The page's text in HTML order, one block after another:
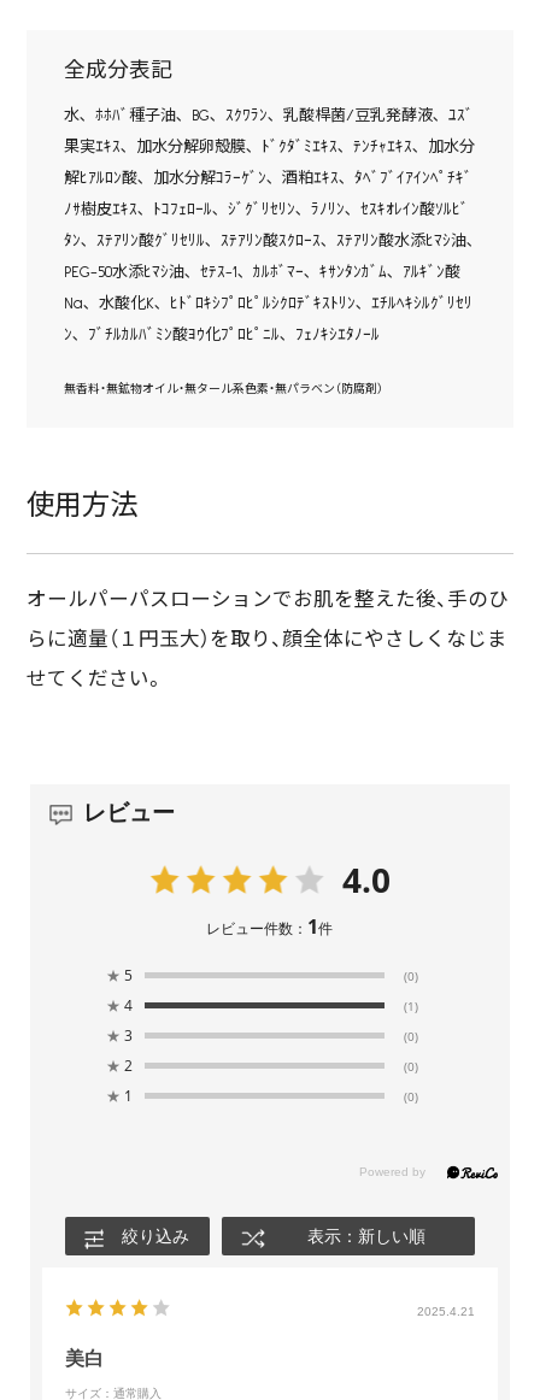
全成分表記
水､ ﾎﾎﾊﾞ種子油､ BG､ ｽｸﾜﾗﾝ､ 乳酸桿菌/豆乳発酵液､ ﾕｽﾞ
果実ｴｷｽ､ 加水分解卵殻膜､ ﾄﾞｸﾀﾞﾐｴｷｽ､ ﾃﾝﾁｬｴｷｽ､ 加水分
解ﾋｱﾙﾛﾝ酸､ 加水分解ｺﾗｰｹﾞﾝ､ 酒粕ｴｷｽ､ ﾀﾍﾞﾌﾞｲｱｲﾝﾍﾟﾁｷﾞ
ﾉｻ樹皮ｴｷｽ､ ﾄｺﾌｪﾛｰﾙ､ ｼﾞｸﾞﾘｾﾘﾝ､ ﾗﾉﾘﾝ､ ｾｽｷｵﾚｲﾝ酸ｿﾙﾋﾞ
ﾀﾝ､ ｽﾃｱﾘﾝ酸ｸﾞﾘｾﾘﾙ､ ｽﾃｱﾘﾝ酸ｽｸﾛｰｽ､ ｽﾃｱﾘﾝ酸水添ﾋﾏｼ油､
PEG-50水添ﾋﾏｼ油､ ｾﾃｽ-1､ ｶﾙﾎﾞﾏｰ､ ｷｻﾝﾀﾝｶﾞﾑ､ ｱﾙｷﾞﾝ酸
Na､ 水酸化K､ ﾋﾄﾞﾛｷｼﾌﾟﾛﾋﾟﾙｼｸﾛﾃﾞｷｽﾄﾘﾝ､ ｴﾁﾙﾍｷｼﾙｸﾞﾘｾﾘ
ﾝ､ ﾌﾞﾁﾙｶﾙﾊﾞﾐﾝ酸ﾖｳ化ﾌﾟﾛﾋﾟﾆﾙ､ ﾌｪﾉｷｼｴﾀﾉｰﾙ
無香料・無鉱物オイル・無タール系色素・無パラベン（防腐剤）
使用方法
オールパーパスローションでお肌を整えた後、手のひ
らに適量（１円玉大）を取り、顔全体にやさしくなじま
せてください。
レビュー
4.0
レビュー件数： 1件
★ 5 (0)
★ 4 (1)
★ 3 (0)
★ 2 (0)
★ 1 (0)
絞り込み 表示：新しい順
2025.4.21
美白
サイズ：通常購入